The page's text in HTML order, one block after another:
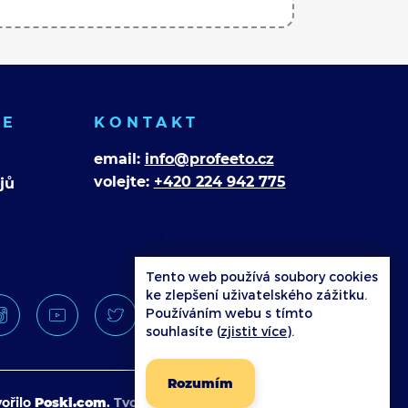
KONTAKT
email: info@profeeto.cz
volejte: +420 224 942 775
Poski.com. Tvorba webových stránek
Tento web používá soubory cookies
ke zlepšení uživatelského zážitku.
Používáním webu s tímto
souhlasíte (zjistit více).
Rozumím